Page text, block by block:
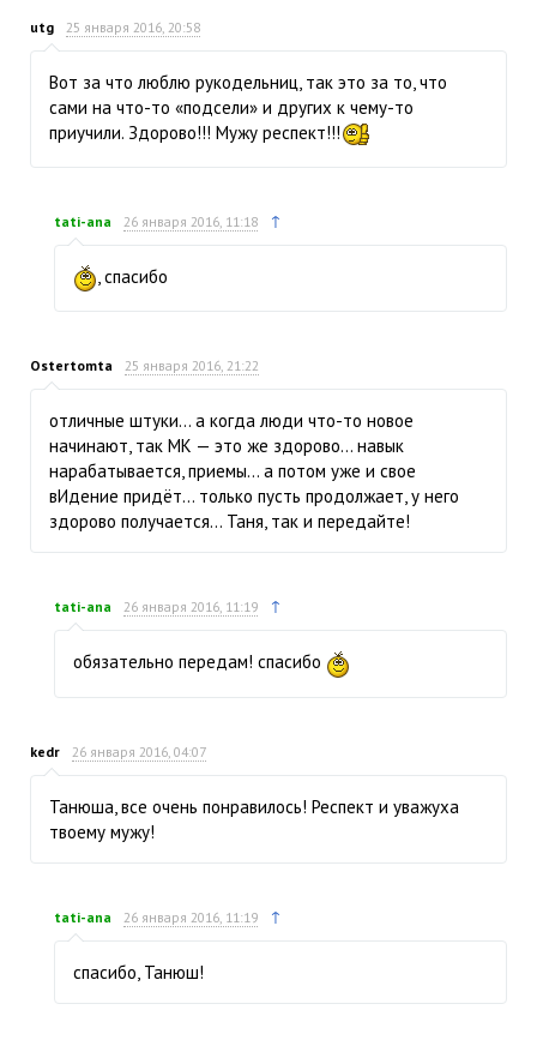
utg 25 января 2016, 20:58
Вот за что люблю рукодельниц, так это за то, что
сами на что-то «подсели» и других к чему-то
приучили. Здорово!!! Мужу респект!!!
tati-ana 26 января 2016, 11:18 ↑
, спасибо
Ostertomta 25 января 2016, 21:22
отличные штуки… а когда люди что-то новое
начинают, так МК — это же здорово… навык
нарабатывается, приемы… а потом уже и свое
вИдение придёт… только пусть продолжает, у него
здорово получается… Таня, так и передайте!
tati-ana 26 января 2016, 11:19 ↑
обязательно передам! спасибо
kedr 26 января 2016, 04:07
Танюша, все очень понравилось! Респект и уважуха
твоему мужу!
tati-ana 26 января 2016, 11:19 ↑
спасибо, Танюш!